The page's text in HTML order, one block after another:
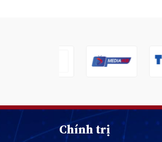
Chính trị